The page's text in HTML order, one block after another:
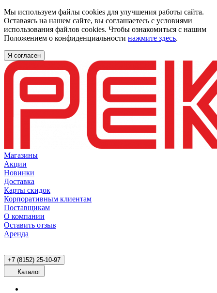
Мы используем файлы cookies для улучшения работы сайта.
Оставаясь на нашем сайте, вы соглашаетесь с условиями
использования файлов cookies. Чтобы ознакомиться с нашим
Положением о конфиденциальности нажмите здесь.
Я согласен
Магазины
Акции
Новинки
Доставка
Карты скидок
Корпоративным клиентам
Поставщикам
О компании
Оставить отзыв
Аренда
+7 (8152) 25-10-97
Каталог